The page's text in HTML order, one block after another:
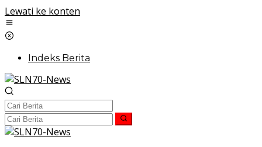
Lewati ke konten
Indeks Berita